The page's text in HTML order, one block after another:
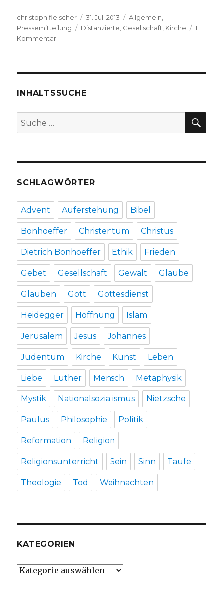
Autor
christoph.fleischer
Veröffentlicht
am
31. Juli 2013 Kategorien
Allgemein
Pressemitteilung
Schlagwörter
Distanzierte Gesellschaft Kirche
1
Kommentarzu
Sonne,
und
–
will
mit
ins
kommen:
glauben-
gott.de.
INHALTSSUCHE
Suche
nach:
SCHLAGWÖRTER
Advent Auferstehung Bibel
Bonhoeffer Christentum Christus
Dietrich Bonhoeffer Ethik Frieden
Gebet Gesellschaft Gewalt Glaube
Glauben Gott Gottesdienst
Heidegger Hoffnung Islam
Jerusalem Jesus Johannes
Judentum Kirche Kunst Leben
Liebe Luther Mensch Metaphysik
Mystik Nationalsozialismus Nietzsche
Paulus Philosophie Politik
Reformation Religion
Religionsunterricht Sein Sinn Taufe
Theologie Tod Weihnachten
KATEGORIEN
Kategorien